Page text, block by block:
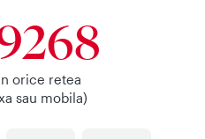
orice retea
sau mobila)